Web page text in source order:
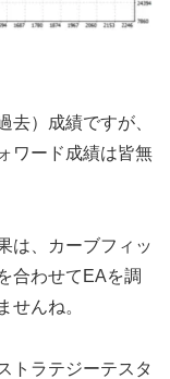
去）成績ですが、
ワード成績は皆無
は、カーブフィッ
合わせてEAを調
せんね。
トラテジーテスタ